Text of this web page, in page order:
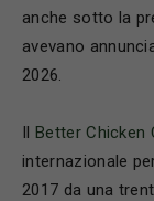
anche sotto la
avevano
2026.
Il Better Chicken
internazionale
2017 da una